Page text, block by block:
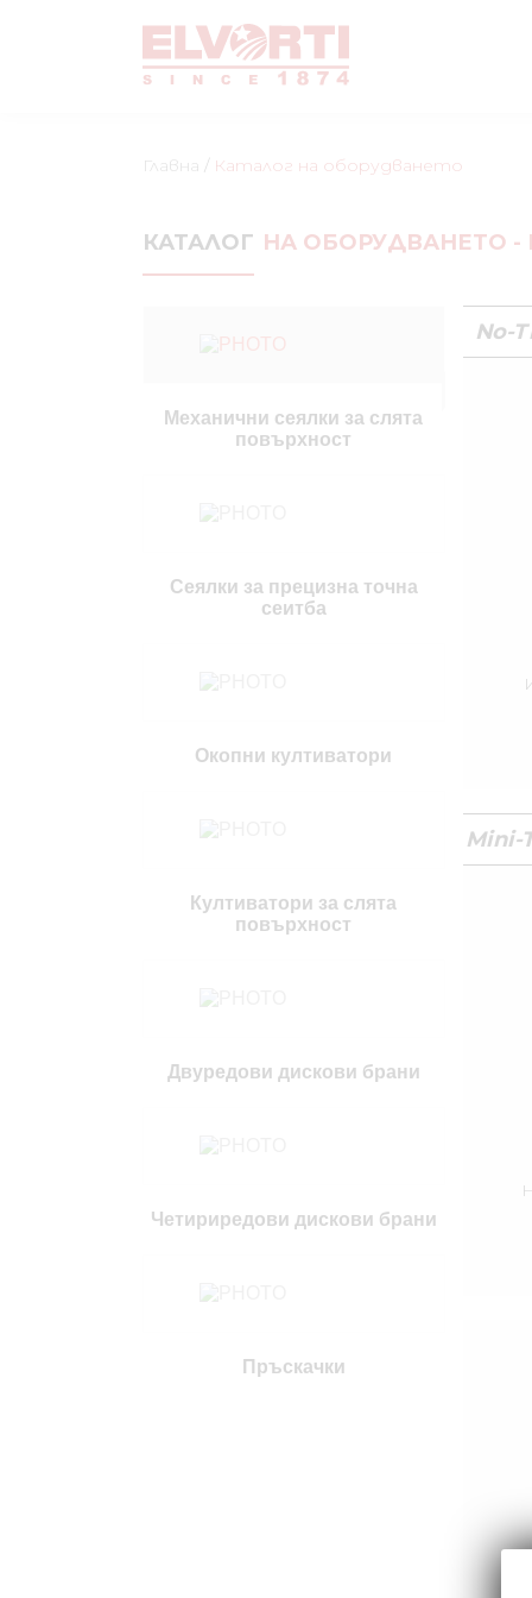
Главна / Каталог на оборудването
КАТАЛОГ НА ОБОРУДВАНЕТО -
Механични сеялки за слята
повърхност
Сеялки за прецизна точна
сеитба
Окопни култиватори
Култиватори за слята
повърхност
Двуредови дискови брани
Четириредови дискови брани
Пръскачки
No-
Mini-